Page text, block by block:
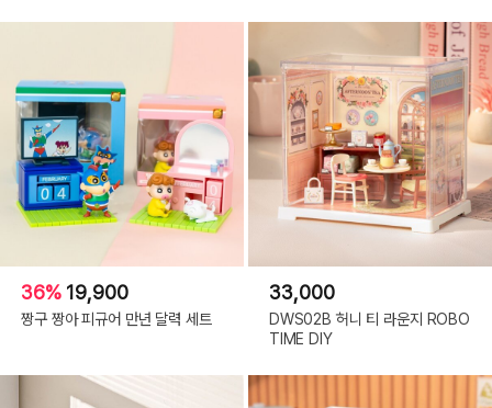
36% 19,900
짱구 짱아 피규어 만년 달력 세트
33,000
DWS02B 허니 티 라운지 ROBO
TIME DIY